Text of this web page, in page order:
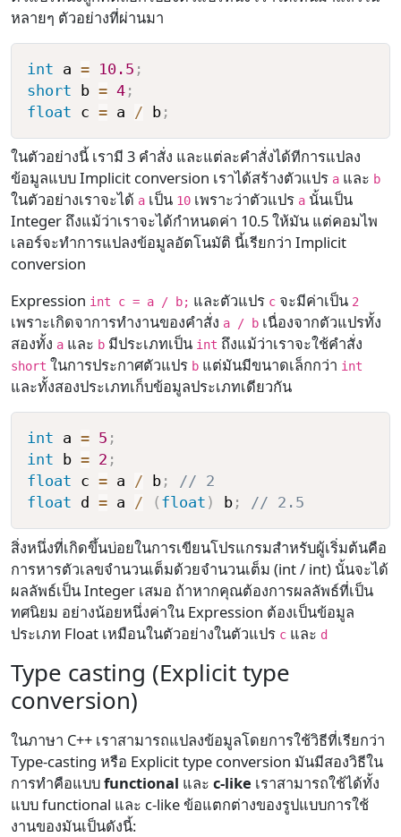
หลายๆ ตัวอย่างที่ผ่านมา
int a = 10.5 ;
short b = 4;
float c = a / b;
ในตัวอย่างนี้ เรามี 3 คำสั่ง และแต่ละคำสั่งได้ทีการแปลง
ข้อมูลแบบ Implicit conversion เราได้สร้างตัวแปร a และ b
ในตัวอย่างเราจะได้ a เป็น 10 เพราะว่าตัวแปร a นั้นเป็น
Integer ถึงแม้ว่าเราจะได้กำหนดค่า 10.5 ให้มัน แต่คอมไพ
เลอร์จะทำการแปลงข้อมูลอัตโนมัติ นี้เรียกว่า Implicit
conversion
Expression int c = a / b; และตัวแปร c จะมีค่าเป็น 2
เพราะเกิดจาการทำงานของคำสั่ง a / b เนื่องจากตัวแปรทั้ง
สองทั้ง a และ b มีประเภทเป็น int ถึงแม้ว่าเราจะใช้คำสั่ง
short ในการประกาศตัวแปร b แต่มันมีขนาดเล็กกว่า int
และทั้งสองประเภทเก็บข้อมูลประเภทเดียวกัน
int a = 5 ;
int b = 2 ;
float c = a / b;
// 2
float d = a / ( float ) b; // 2.5
สิ่งหนึ่งที่เกิดขึ้นบ่อยในการเขียนโปรแกรมสำหรับผู้เริ่มต้นคือ
การหารตัวเลขจำนวนเต็มด้วยจำนวนเต็ม (int / int) นั้นจะได้
ผลลัพธ์เป็น Integer เสมอ ถ้าหากคุณต้องการผลลัพธ์ที่เป็น
ทศนิยม อย่างน้อยหนึ่งค่าใน Expression ต้องเป็นข้อมูล
ประเภท Float เหมือนในตัวอย่างในตัวแปร c และ d
Type casting (Explicit type
conversion)
ในภาษา C++ เราสามารถแปลงข้อมูลโดยการใช้วิธีที่เรียกว่า
Type-casting หรือ Explicit type conversion มันมีสองวิธีใน
การทำคือแบบfunctional และc-like เราสามารถใช้ได้ทั้ง
แบบ functional และ c-like ข้อแตกต่างของรูปแบบการใช้
งานของมันเป็นดังนี้: